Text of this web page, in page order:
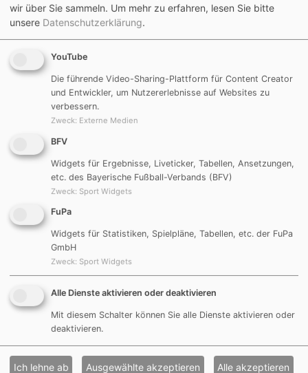
Johannes Distler Jannik Eimer Mike Kießling
Fynn Tauscher
Spielleitung
Trainer:
Martin Reisig
Mobil: 0152 / 31040092
Tel. Nr.: 09174 / 7199946
E-Mail
FuPa-Profil
Torwarttrainer
wir über Sie sammeln. Um mehr zu erfahren, lesen Sie bitte
unsere Datenschutzerklärung.
YouTube
Die führende Video-Sharing-Plattform für Content Creator
und Entwickler, um Nutzererlebnisse auf Websites zu
verbessern.
Zweck: Externe Medien
BFV
Widgets für Ergebnisse, Liveticker, Tabellen, Ansetzungen,
etc. des Bayerische Fußball-Verbands (BFV)
Zweck: Sport Widgets
FuPa
Widgets für Statistiken, Spielpläne, Tabellen, etc. der FuPa
GmbH
Zweck: Sport Widgets
Alle Dienste aktivieren oder deaktivieren
Mit diesem Schalter können Sie alle Dienste aktivieren oder
deaktivieren.
Ich lehne ab Ausgewählte akzeptieren Alle akzeptieren